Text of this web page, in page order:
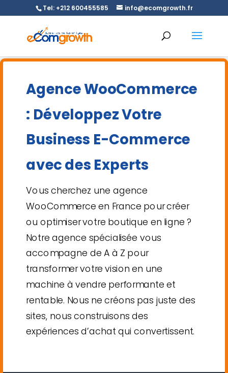
Tel: +212 600455585 info@ecomgrowth.fr
Agence WooCommerce
: Développez Votre
Business E-Commerce
avec des Experts
Vous cherchez une agence
WooCommerce en France pour créer
ou optimiser votre boutique en ligne ?
Notre agence spécialisée vous
accompagne de A à Z pour
transformer votre vision en une
machine à vendre performante et
rentable. Nous ne créons pas juste des
sites, nous construisons des
expériences d’achat qui convertissent.